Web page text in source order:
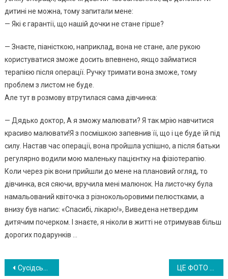
дитині не можна, тому запитали мене:
— Які є гарантії, що нашій дочки не стане гірше?
— Знаєте, піаністкою, наприклад, вона не стане, але рукою
користуватися зможе досить впевнено, якщо займатися
терапією після операції. Ручку тримати вона зможе, тому
проблем з листом не буде.
Але тут в розмову втрутилася сама дівчинка:
— Дядько доктор, А я зможу малювати? Я так мрію навчитися
красиво малювати!Я з посмішкою запевнив її, що і це буде їй під
силу. Настав час операції, вона пройшла успішно, а після батьки
регулярно водили мою маленьку пацієнтку на фізіотерапію.
Коли через рік вони прийшли до мене на плановий огляд, то
дівчинка, вся сяючи, вручила мені малюнок. На листочку була
намальований квіточка з різнокольоровими пелюстками, а
внизу був напис: «Спасибі, лікарю!», Виведена нетвердим
дитячим почерком. І знаєте, я ніколи в житті не отримував більш
дорогих подарунків …
Навигация
Сусідський хлопчик якось сказав мені: «Будь ласка, допоможіть мені вилікувати мою маму!…